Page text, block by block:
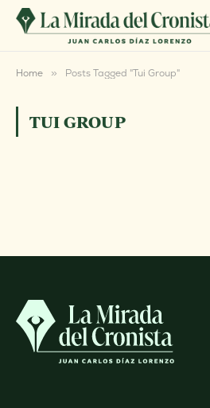
Home » Posts Tagged "Tui Group"
TUI GROUP